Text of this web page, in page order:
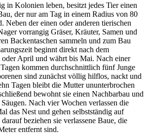
in Kolonien leben, besitzt jedes Tier einen
der nur am Tag in einem Radius von 80
Neben der einen oder anderen tierischen
vorrangig Gräser, Kräuter, Samen und
Backentaschen sammeln und zum Bau
beginnt direkt nach dem
April und währt bis Mai. Nach einer
kommen durchschnittlich fünf Junge
sind zunächst völlig hilflos, nackt und
Tagen bleibt die Mutter ununterbrochen
bewohnt sie einen Nachbarbau und
Nach vier Wochen verlassen die
das Nest und gehen selbstständig auf
beziehen sie verlassene Baue, die
entfernt sind.